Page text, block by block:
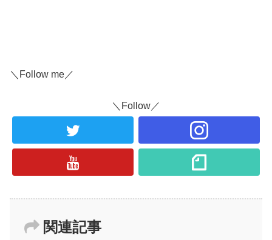
＼Follow me／
＼Follow／
関連記事